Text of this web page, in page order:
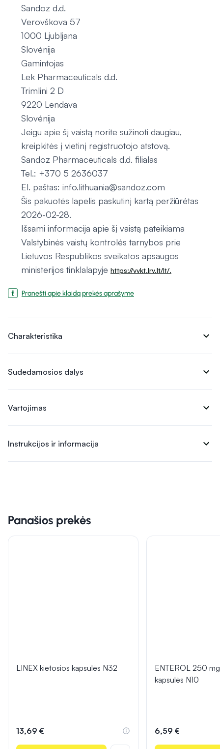
Sandoz d.d.
Verovškova 57
1000 Ljubljana
Slovėnija
Gamintojas
Lek Pharmaceuticals d.d.
Trimlini 2 D
9220 Lendava
Slovėnija
Jeigu apie šį vaistą norite sužinoti daugiau,
kreipkitės į vietinį registruotojo atstovą.
Sandoz Pharmaceuticals d.d. filialas
Tel.: +370 5 2636037
El. paštas: info.lithuania@sandoz.com
Šis pakuotės lapelis paskutinį kartą peržiūrėtas
2026-02-28.
Išsami informacija apie šį vaistą pateikiama
Valstybinės vaistų kontrolės tarnybos prie
Lietuvos Respublikos sveikatos apsaugos
ministerijos tinklalapyje https://vvkt.lrv.lt/lt/.
Pranešti apie klaidą prekės aprašyme
Charakteristika expand_more
Sudedamosios dalys expand_more
Vartojimas expand_more
Instrukcijos ir informacija expand_more
Panašios prekės
LINEX kietosios kapsulės N32
13,69 €
ENTEROL 250
kapsulės N10
6,59 €